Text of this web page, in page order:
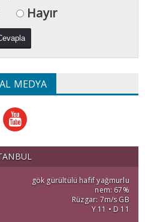
Hayır
MEDYA
gök gürültülü hafif yağmurlu
nem: 67%
Rüzgar: 7m/s GB
Y 11 • D 11